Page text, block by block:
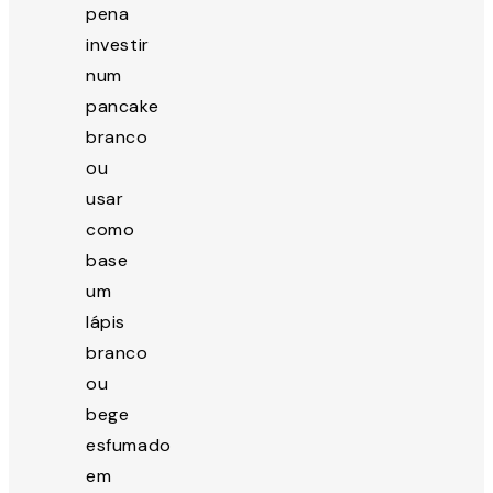
pena
investir
num
pancake
branco
ou
usar
como
base
um
lápis
branco
ou
bege
esfumado
em